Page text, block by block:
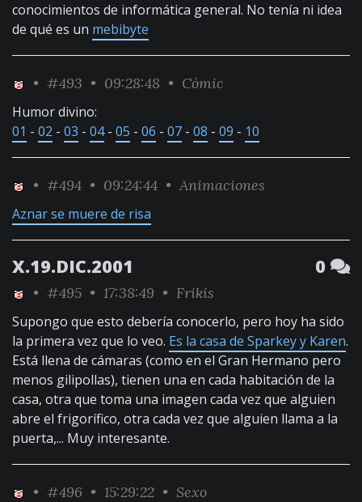
conocimientos de informática general. No tenía ni idea
de qué es un mebibyte
• #493 • 09:28:48 • Cómic
Humor divino:
01 - 02 - 03 - 04- 05 - 06 - 07 - 08 - 09 - 10
• #494 • 09:24:44 • Animaciones
Aznar se muere de risa
X.19.DIC.2001 0
• #495 • 17:38:49 • Frikis
Supongo que esto debería conocerlo, pero hoy ha sido
la primera vez que lo veo. Es la casa de Sparkey y Karen.
Está llena de cámaras (como en el Gran Hermano pero
menos gilipollas), tienen una en cada habitación de la
casa, otra que toma una imagen cada vez que alguien
abre el frigorífico, otra cada vez que alguien llama a la
puerta,... Muy interesante.
• #496 • 15:29:22 • Sexo